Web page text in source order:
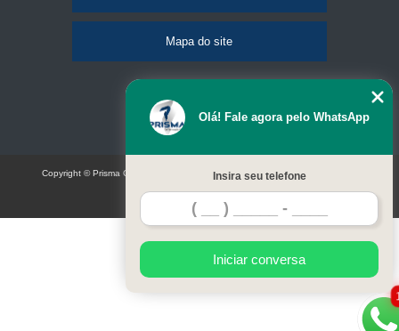
Mapa do site
Olá! Fale agora pelo WhatsApp
Insira seu telefone
Iniciar conversa
Copyright © Prisma Comunicação visual e eventos (Lei 9610 de 19/02/1998)
W3C